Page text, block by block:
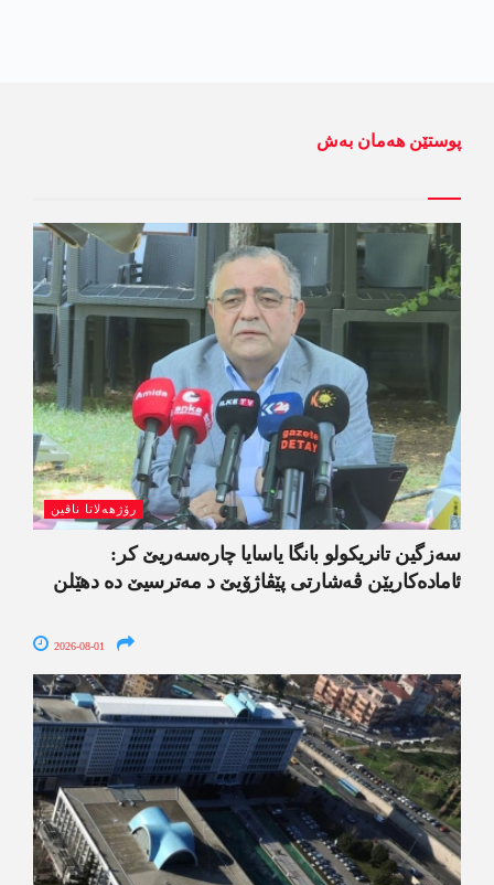
پوستێن ھەمان بەش
رۆژھەلاتا ناڤین
سەزگین تانریکولو بانگا یاسایا چارەسەریێ کر:
ئامادەکاریێن ڤەشارتی پێڤاژۆیێ د مەترسیێ دە دھێلن
2026-08-01